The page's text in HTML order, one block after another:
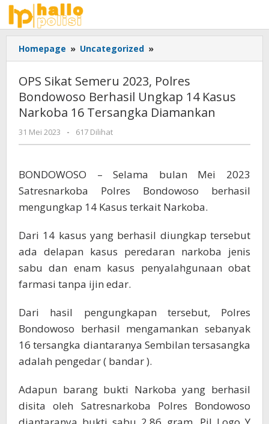
Lewati
konten
Homepage » Uncategorized »
Sikat
2023,
Polres
Bondowoso
14
Narkoba
16
Diamankan
OPS Sikat Semeru 2023, Polres
Bondowoso Berhasil Ungkap 14 Kasus
Narkoba 16 Tersangka Diamankan
31 Mei 2023
oleh
Adhis
- 617 Dilihat
BONDOWOSO – Selama bulan Mei 2023
Satresnarkoba Polres Bondowoso berhasil
mengungkap 14 Kasus terkait Narkoba.
Dari 14 kasus yang berhasil diungkap tersebut
ada delapan kasus peredaran narkoba jenis
sabu dan enam kasus penyalahgunaan obat
farmasi tanpa ijin edar.
Dari hasil pengungkapan tersebut, Polres
Bondowoso berhasil mengamankan sebanyak
16 tersangka diantaranya Sembilan tersasangka
adalah pengedar ( bandar ).
Adapun barang bukti Narkoba yang berhasil
disita oleh Satresnarkoba Polres Bondowoso